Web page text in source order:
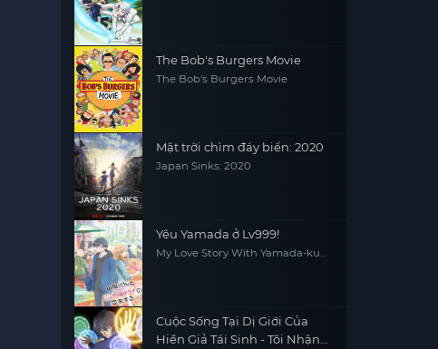
The Bob's Burgers Movie
The Bob's Burgers Movie
Mặt trời chìm đáy biển: 2020
Japan Sinks: 2020
Yêu Yamada ở Lv999!
My Love Story With Yamada-kun
Cuộc Sống Tại Dị Giới Của
Hiền Giả Tái Sinh - Tôi Nhận